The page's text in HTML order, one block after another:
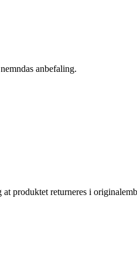
anbefaling.
produktet returneres i